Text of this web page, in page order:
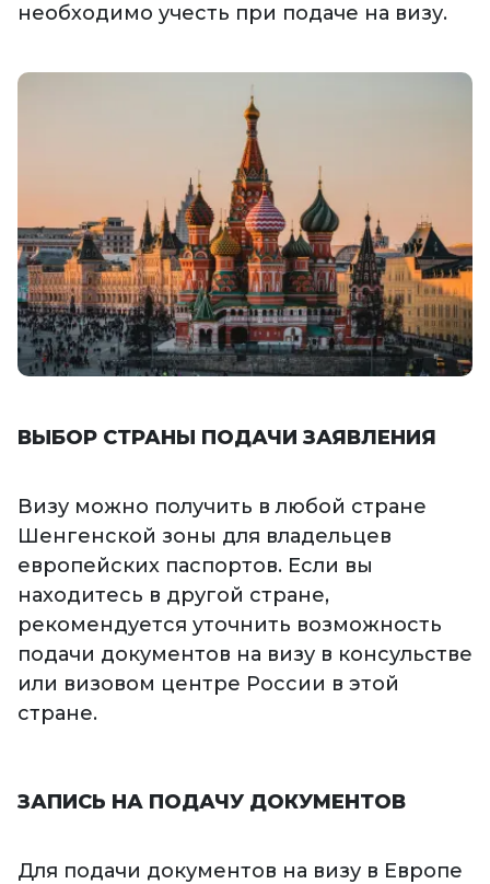
необходимо учесть при подаче на визу.
ВЫБОР СТРАНЫ ПОДАЧИ ЗАЯВЛЕНИЯ
Визу можно получить в любой стране
Шенгенской зоны для владельцев
европейских паспортов. Если вы
находитесь в другой стране,
рекомендуется уточнить возможность
подачи документов на визу в консульстве
или визовом центре России в этой
стране.
ЗАПИСЬ НА ПОДАЧУ ДОКУМЕНТОВ
Для подачи документов на визу в Европе